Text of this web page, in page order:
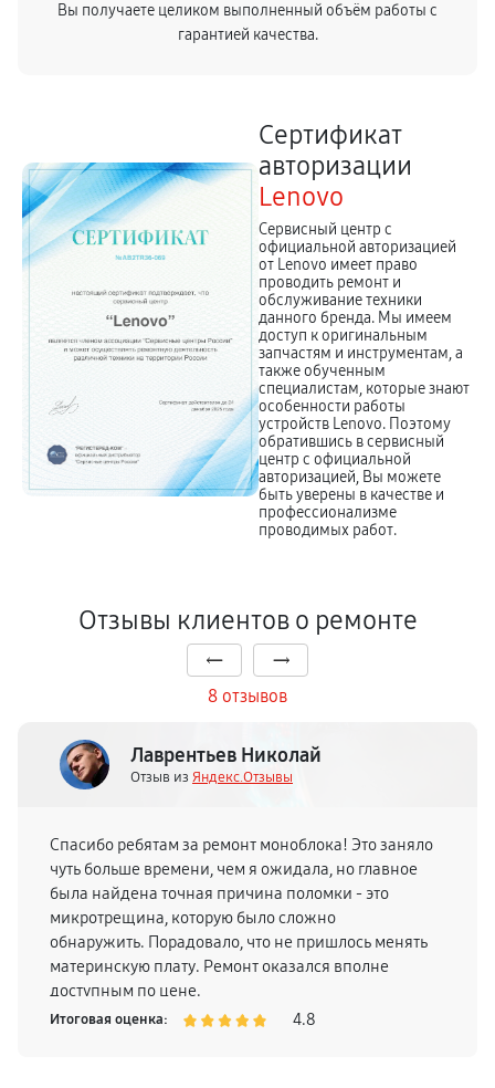
Вы получаете целиком выполненный объём работы с
гарантией качества.
Сертификат
авторизации
Lenovo
Сервисный центр с
официальной авторизацией
от Lenovo имеет право
проводить ремонт и
обслуживание техники
данного бренда. Мы имеем
доступ к оригинальным
запчастям и инструментам, а
также обученным
специалистам, которые знают
особенности работы
устройств Lenovo. Поэтому
обратившись в сервисный
центр с официальной
авторизацией, Вы можете
быть уверены в качестве и
профессионализме
проводимых работ.
Отзывы клиентов о ремонте
8 отзывов
Лаврентьев Николай
Отзыв из Яндекс.Отзывы
Спасибо ребятам за ремонт моноблока! Это заняло
чуть больше времени, чем я ожидала, но главное
была найдена точная причина поломки - это
микротрещина, которую было сложно
обнаружить. Порадовало, что не пришлось менять
материнскую плату. Ремонт оказался вполне
доступным по цене.
Итоговая оценка: 4.8